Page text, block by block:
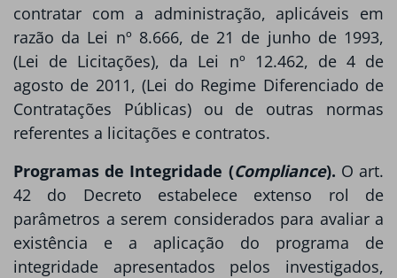
contratar com a administração, aplicáveis em
razão da Lei nº 8.666, de 21 de junho de 1993,
(Lei de Licitações), da Lei nº 12.462, de 4 de
agosto de 2011, (Lei do Regime Diferenciado de
Contratações Públicas) ou de outras normas
referentes a licitações e contratos.
Programas de Integridade (Compliance). O art.
42 do Decreto estabelece extenso rol de
parâmetros a serem considerados para avaliar a
existência e a aplicação do programa de
integridade apresentados pelos investigados,